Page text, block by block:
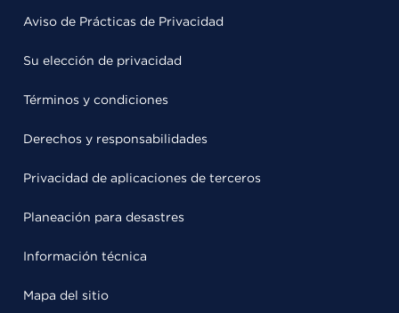
Aviso de Prácticas de Privacidad
Su elección de privacidad
Términos y condiciones
Derechos y responsabilidades
Privacidad de aplicaciones de terceros
Planeación para desastres
Información técnica
Mapa del sitio